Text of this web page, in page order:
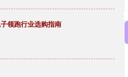
领跑行业选购指南